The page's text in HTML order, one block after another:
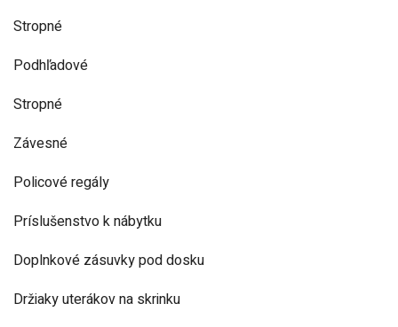
Stropné
Podhľadové
Stropné
Závesné
Policové regály
Príslušenstvo k nábytku
Doplnkové zásuvky pod dosku
Držiaky uterákov na skrinku